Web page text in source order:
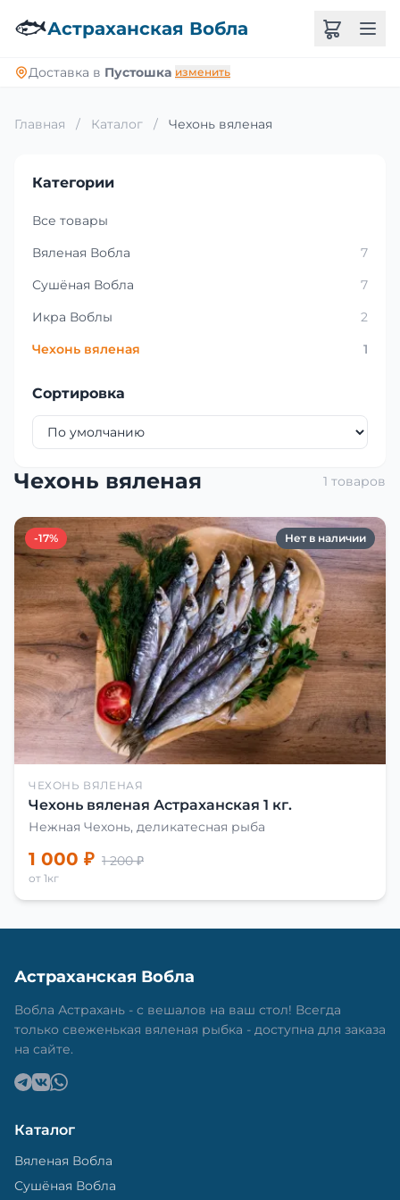
🐟Астраханская Вобла
Доставка в Пустошка изменить
Главная / Каталог / Чехонь вяленая
Категории
Все товары
Вяленая Вобла
7
Сушёная Вобла
7
Икра Воблы
2
Чехонь вяленая
1
Сортировка
Чехонь вяленая 1 товаров
-17% Нет в наличии
ЧЕХОНЬ ВЯЛЕНАЯ
Чехонь вяленая Астраханская 1 кг.
Нежная Чехонь, деликатесная рыба
1 000 ₽ 1 200 ₽
от 1кг
Астраханская Вобла
Вобла Астрахань - с вешалов на ваш стол! Всегда
только свеженькая вяленая рыбка - доступна для заказа
на сайте.
Каталог
Вяленая Вобла
Сушёная Вобла